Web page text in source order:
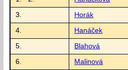
3. Horák
4. Hanáček
5. Blahová
6. Malinová